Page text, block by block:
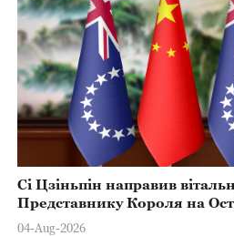
Сі Цзіньпін направив
Представнику Короля на
Марстерсу з нагоди Дня
04-Aug-2026